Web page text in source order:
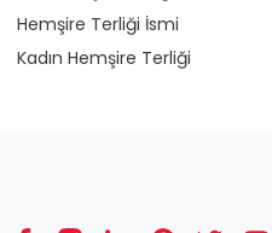
Hemşire Terliği İsmi
Kadın Hemşire Terliği